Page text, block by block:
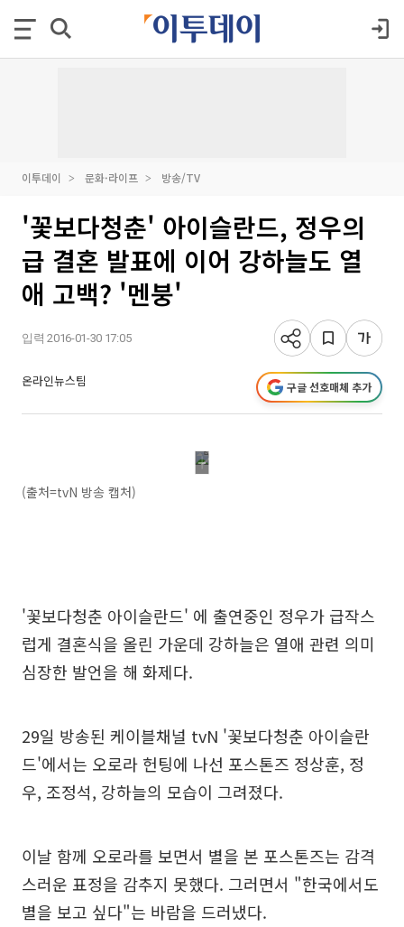
이투데이 문화·라이프 방송/TV
'꽃보다청춘' 아이슬란드, 정우의
급 결혼 발표에 이어 강하늘도 열
애 고백? '멘붕'
입력 2016-01-30 17:05
온라인뉴스팀 구글 선호매체 추가
(출처=tvN 방송 캡처)
'꽃보다청춘 아이슬란드' 에 출연중인 정우가 급작스
럽게 결혼식을 올린 가운데 강하늘은 열애 관련 의미
심장한 발언을 해 화제다.
29일 방송된 케이블채널 tvN '꽃보다청춘 아이슬란
드'에서는 오로라 헌팅에 나선 포스톤즈 정상훈, 정
우, 조정석, 강하늘의 모습이 그려졌다.
이날 함께 오로라를 보면서 별을 본 포스톤즈는 감격
스러운 표정을 감추지 못했다. 그러면서 "한국에서도
별을 보고 싶다"는 바람을 드러냈다.